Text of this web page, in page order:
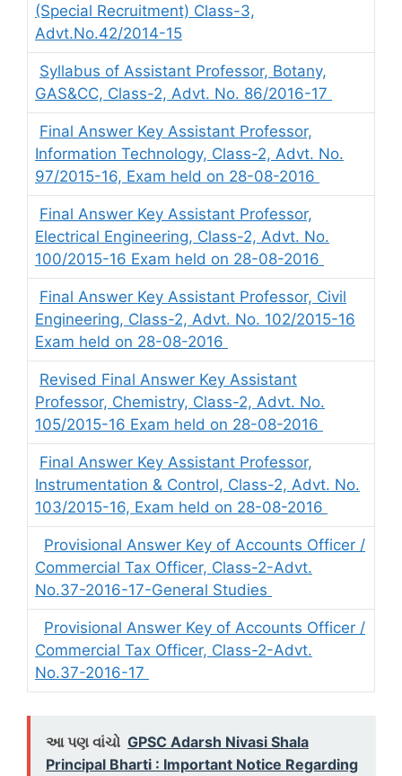
(Special Recruitment) Class-3,
Advt.No.42/2014-15
Syllabus of Assistant Professor, Botany,
GAS&CC, Class-2, Advt. No. 86/2016-17
Final Answer Key Assistant Professor,
Information Technology, Class-2, Advt. No.
97/2015-16, Exam held on 28-08-2016
Final Answer Key Assistant Professor,
Electrical Engineering, Class-2, Advt. No.
100/2015-16 Exam held on 28-08-2016
Final Answer Key Assistant Professor, Civil
Engineering, Class-2, Advt. No. 102/2015-16
Exam held on 28-08-2016
Revised Final Answer Key Assistant
Professor, Chemistry, Class-2, Advt. No.
105/2015-16 Exam held on 28-08-2016
Final Answer Key Assistant Professor,
Instrumentation & Control, Class-2, Advt. No.
103/2015-16, Exam held on 28-08-2016
Provisional Answer Key of Accounts Officer /
Commercial Tax Officer, Class-2-Advt.
No.37-2016-17-General Studies
Provisional Answer Key of Accounts Officer /
Commercial Tax Officer, Class-2-Advt.
No.37-2016-17
આ પણ વાંચો GPSC Adarsh Nivasi Shala
Principal Bharti : Important Notice Regarding